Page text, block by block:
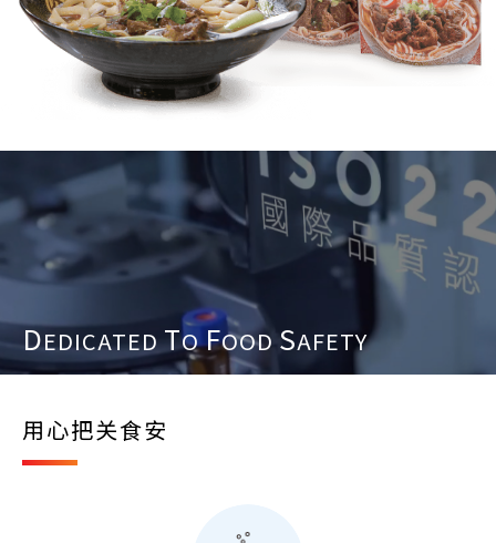
DEDICATEDTOFOODSAFETY
用心把关食安